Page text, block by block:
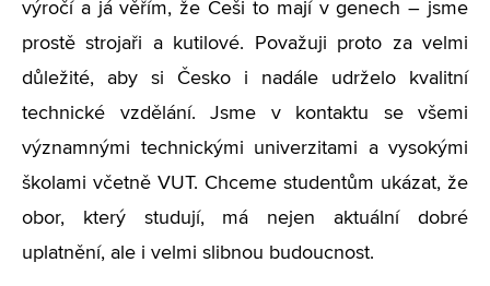
výročí a já věřím, že Češi to mají v genech – jsme
prostě strojaři a kutilové. Považuji proto za velmi
důležité, aby si Česko i nadále udrželo kvalitní
technické vzdělání. Jsme v kontaktu se všemi
významnými technickými univerzitami a vysokými
školami včetně VUT. Chceme studentům ukázat, že
obor, který studují, má nejen aktuální dobré
uplatnění, ale i velmi slibnou budoucnost.